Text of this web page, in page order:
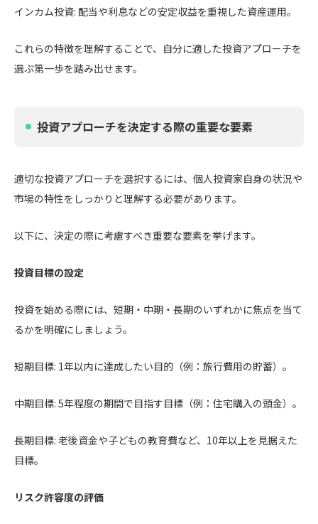
インカム投資: 配当や利息などの安定収益を重視した資産運用。
これらの特徴を理解することで、自分に適した投資アプローチを
選ぶ第一歩を踏み出せます。
投資アプローチを決定する際の重要な要素
適切な投資アプローチを選択するには、個人投資家自身の状況や
市場の特性をしっかりと理解する必要があります。
以下に、決定の際に考慮すべき重要な要素を挙げます。
投資目標の設定
投資を始める際には、短期・中期・長期のいずれかに焦点を当て
るかを明確にしましょう。
短期目標: 1年以内に達成したい目的（例：旅行費用の貯蓄）。
中期目標: 5年程度の期間で目指す目標（例：住宅購入の頭金）。
長期目標: 老後資金や子どもの教育費など、10年以上を見据えた
目標。
リスク許容度の評価